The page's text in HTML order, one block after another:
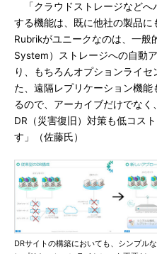
「クラウドストレージなどへ
する機能は、既に他社の製品
Rubrikがユニークなのは、一般
System）ストレージへの自動
り、もちろんオプションライ
た、遠隔レプリケーション機
るので、アーカイブだけでなく
DR（災害復旧）対策も低コス
す」（佐藤氏）
DRサイトの構築においても、シンプルな